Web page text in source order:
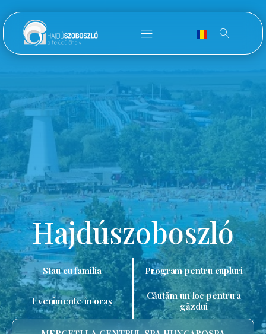
Hajdúszoboszló
Stau cu familia Program pentru cupluri
Evenimente în oraș
Căutăm un loc pentru a
găzdui